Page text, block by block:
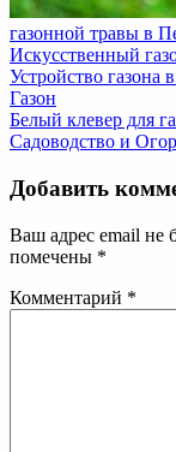
газонной травы в
Искусственный
Устройство газона
Газон
Белый клевер для
Садоводство и
Добавить
Ваш адрес email не
помечены *
Комментарий *